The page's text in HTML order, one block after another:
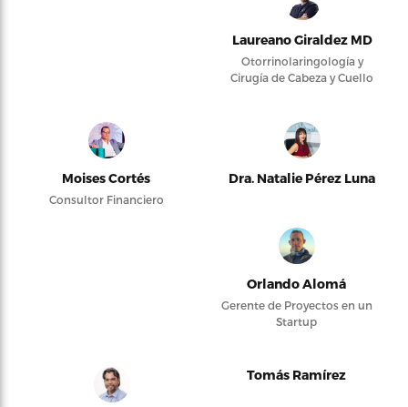
Laureano Giraldez MD
Otorrinolaringología y
Cirugía de Cabeza y Cuello
Moises Cortés
Consultor Financiero
Dra. Natalie Pérez Luna
Orlando Alomá
Gerente de Proyectos en un
Startup
Tomás Ramírez